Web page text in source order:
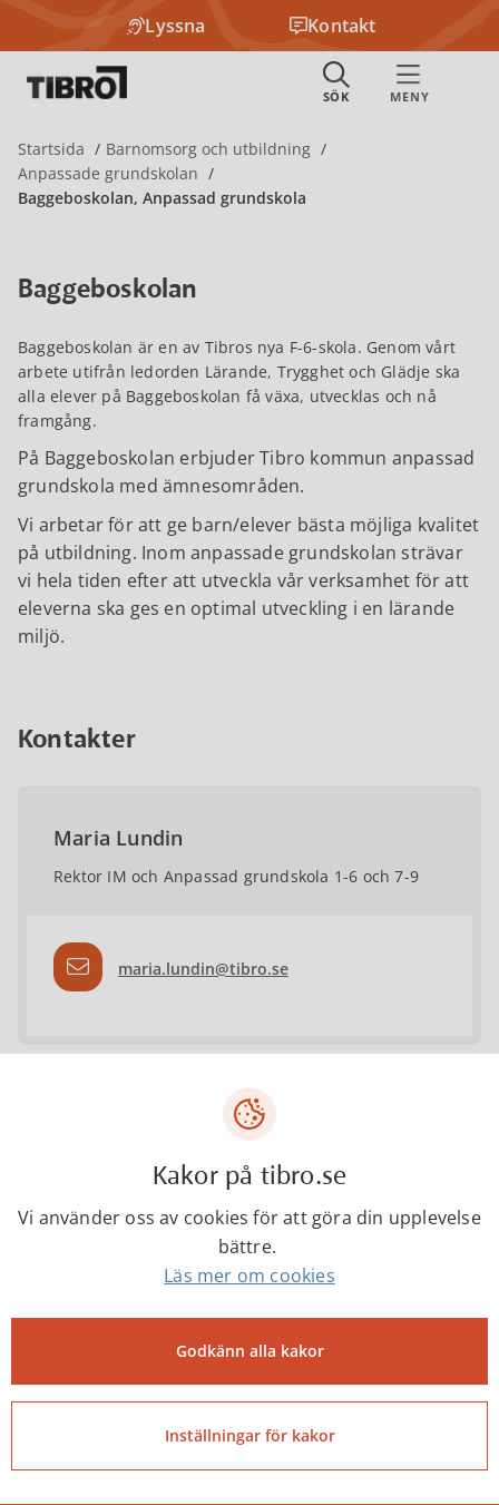
Lyssna Kontakt
Startsida
Barnomsorg och utbildning
Anpassade grundskolan
Baggeboskolan, Anpassad grundskola
Baggeboskolan
Baggeboskolan är en av Tibros nya F-6-skola. Genom vårt
arbete utifrån ledorden Lärande, Trygghet och Glädje ska
alla elever på Baggeboskolan få växa, utvecklas och nå
framgång.
På Baggeboskolan erbjuder Tibro kommun anpassad
grundskola med ämnesområden.
Vi arbetar för att ge barn/elever bästa möjliga kvalitet
på utbildning. Inom anpassade grundskolan strävar
vi hela tiden efter att utveckla vår verksamhet för att
eleverna ska ges en optimal utveckling i en lärande
miljö.
Kontakter
Maria Lundin
Rektor IM och Anpassad grundskola 1-6 och 7-9
maria.lundin@tibro.se
Anpassad grundskola
0504-181 92, 0504-182 98
14 juni 2026
Kakor på tibro.se
Vi använder oss av cookies för att göra din upplevelse
bättre.
Läs mer om cookies
Godkänn alla kakor
Inställningar för kakor